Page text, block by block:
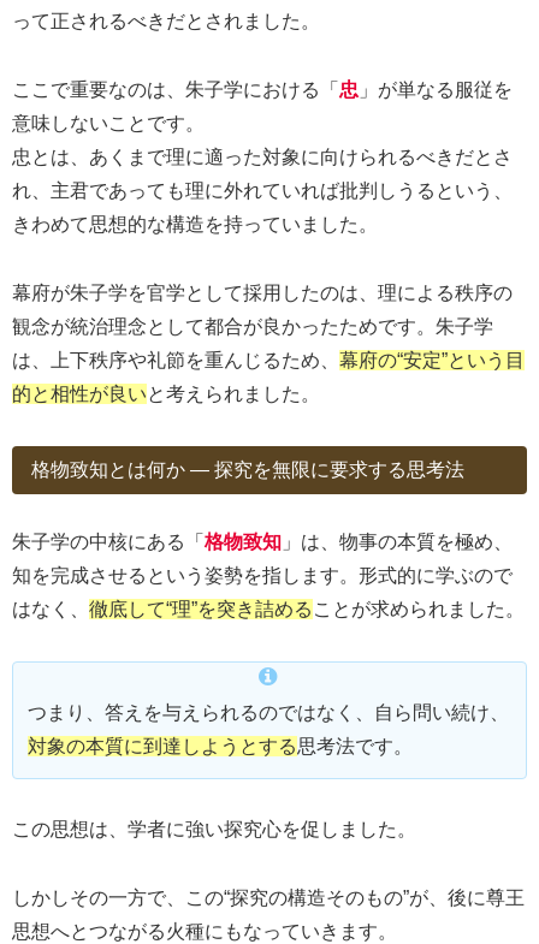
って正されるべきだとされました。
ここで重要なのは、朱子学における「 忠 」が単なる服従を
意味しないことです。
忠とは、あくまで理に適った対象に向けられるべきだとさ
れ、主君であっても理に外れていれば批判しうるという、
きわめて思想的な構造を持っていました。
幕府が朱子学を官学として採用したのは、理による秩序の
観念が統治理念として都合が良かったためです。朱子学
は、上下秩序や礼節を重んじるため、 幕府の“安定”という目
的と相性が良いと考えられました。
格物致知とは何か ― 探究を無限に要求する思考法
朱子学の中核にある「 格物致知 」は、物事の本質を極め、
知を完成させるという姿勢を指します。形式的に学ぶので
はなく、 徹底して“理”を突き詰める ことが求められました。
つまり、答えを与えられるのではなく、自ら問い続け、
対象の本質に到達しようとする思考法です。
この思想は、学者に強い探究心を促しました。
しかしその一方で、この“探究の構造そのもの”が、後に尊王
思想へとつながる火種にもなっていきます。